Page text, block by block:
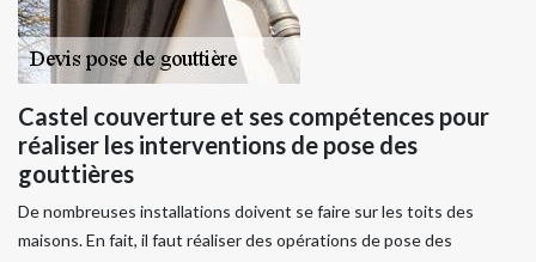
Castel couverture et ses compétences pour
réaliser les interventions de pose des
gouttières
De nombreuses installations doivent se faire sur les toits des
maisons. En fait, il faut réaliser des opérations de pose des